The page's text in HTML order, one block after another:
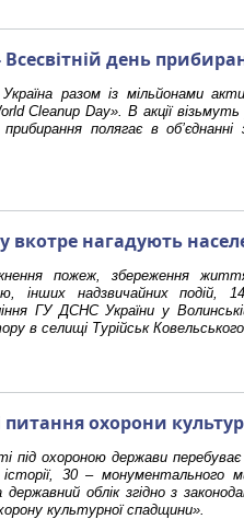
Всесвітній день
разом із мільйонами
Cleanup Day». В акції
полягає в
вкотре нагадують
пожеж, збереження
інших надзвичайних подій,
ГУ ДСНС України у
в селищі Турійськ
охорони
під охороною держави
30 – монументального
державний облік згідно з
культурної спадщини».